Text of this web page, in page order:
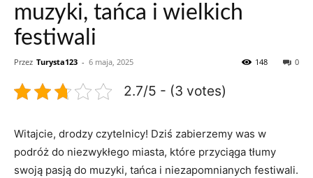
muzyki, tańca i wielkich
festiwali
Przez Turysta123 - 6 maja, 2025 0
148
2.7/5 - (3 votes)
Witajcie, drodzy czytelnicy! Dziś zabierzemy‌ was ⁤w
podróż ⁤do niezwykłego miasta, które przyciąga tłumy
swoją pasją do⁢ muzyki, tańca i niezapomnianych ‍festiwali.